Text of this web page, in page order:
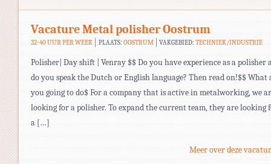
Vacature Metal polisher Oostrum
32-40 UUR PER WEEK PLAATS: OOSTRUM VAKGEBIED:TECHNIEK/INDUSTRIE
Polisher| Day shift | Venray $$ Do you have experience as a polisher
do you speak the Dutch or English language? Then read on!$$ What
you going to do$ For a company that is active in metalworking, we
looking for a polisher. To expand the current team, they are looking
a […]
Meer over deze